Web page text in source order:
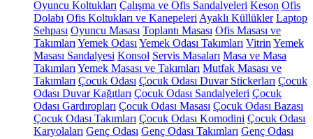
Oyuncu Koltukları Çalışma ve Ofis Sandalyeleri Keson Ofis
Dolabı Ofis Koltukları ve Kanepeleri Ayaklı Küllükler Laptop
Sehpası Oyuncu Masası Toplantı Masası Ofis Masası ve
Takımları Yemek Odası Yemek Odası Takımları Vitrin Yemek
Masası Sandalyesi Konsol Servis Masaları Masa ve Masa
Takımları Yemek Masası ve Takımları Mutfak Masası ve
Takımları Çocuk Odası Çocuk Odası Duvar Stickerları Çocuk
Odası Duvar Kağıtları Çocuk Odası Sandalyeleri Çocuk
Odası Gardıropları Çocuk Odası Masası Çocuk Odası Bazası
Çocuk Odası Takımları Çocuk Odası Komodini Çocuk Odası
Karyolaları Genç Odası Genç Odası Takımları Genç Odası